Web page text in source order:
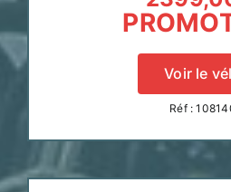
Voir le
Réf :